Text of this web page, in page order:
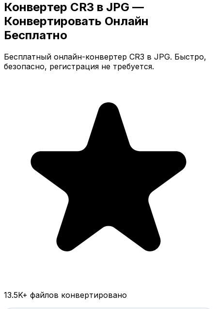
Конвертер CR3 в JPG —
Конвертировать Онлайн
Бесплатно
Бесплатный онлайн-конвертер CR3 в JPG. Быстро,
безопасно, регистрация не требуется.
13.5K+ файлов конвертировано